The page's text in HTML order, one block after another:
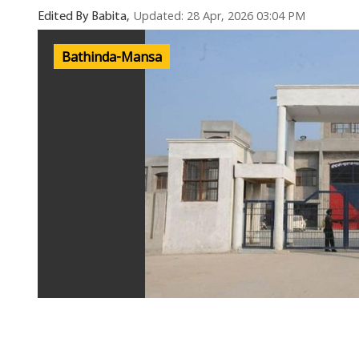
Edited By Babita, Updated: 28 Apr, 2026 03:04 PM
Bathinda-Mansa